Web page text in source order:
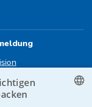
Datenblätter